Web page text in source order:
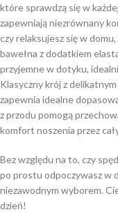
które sprawdzą się w
zapewniają niezrównany
czy relaksujesz się w
bawełna z dodatkiem
przyjemne w dotyku,
Klasyczny krój z
zapewnia idealne
z przodu pomogą
komfort noszenia przez
Bez względu na to, czy
po prostu odpoczywasz w
niezawodnym wyborem.
dzień!